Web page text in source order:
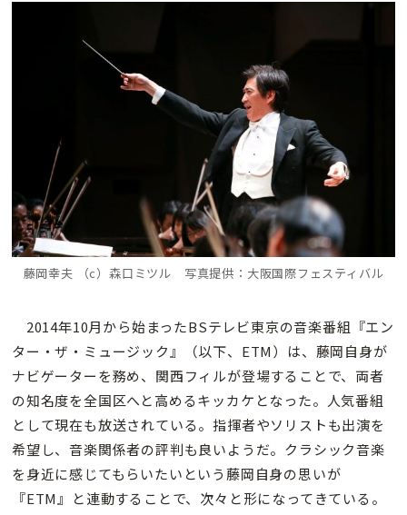
藤岡幸夫 （c）森口ミツル 写真提供：大阪国際フェスティバル
2014年10月から始まったBSテレビ東京の音楽番組『エン
ター・ザ・ミュージック』（以下、ETM）は、藤岡自身が
ナビゲーターを務め、関西フィルが登場することで、両者
の知名度を全国区へと高めるキッカケとなった。人気番組
として現在も放送されている。指揮者やソリストも出演を
希望し、音楽関係者の評判も良いようだ。クラシック音楽
を身近に感じてもらいたいという藤岡自身の思いが
『ETM』と連動することで、次々と形になってきている。